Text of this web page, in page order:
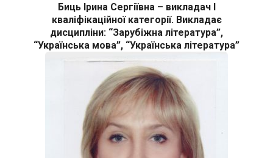
Биць Ірина Сергіївна – викладач І
кваліфікаційної категорії. Викладає
дисципліни: “Зарубіжна література”,
“Українська мова”, “Українська література”